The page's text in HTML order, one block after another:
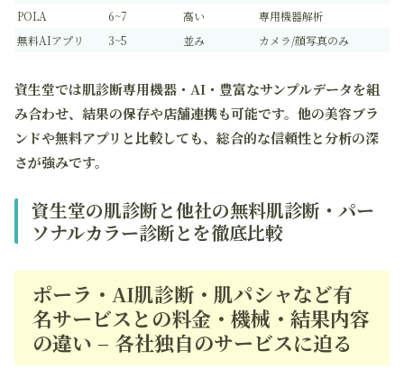
POLA
6~7 高い
専用機器解析
無料AIアプリ
3~5 並み カメラ/顔写真のみ
資生堂では肌診断専用機器・AI・豊富なサンプルデータを組
み合わせ、結果の保存や店舗連携も可能です。他の美容ブラ
ンドや無料アプリと比較しても、総合的な信頼性と分析の深
さが強みです。
資生堂の肌診断と他社の無料肌診断・パー
ソナルカラー診断とを徹底比較
ポーラ・AI肌診断・肌パシャなど有
名サービスとの料金・機械・結果内容
の違い – 各社独自のサービスに迫る